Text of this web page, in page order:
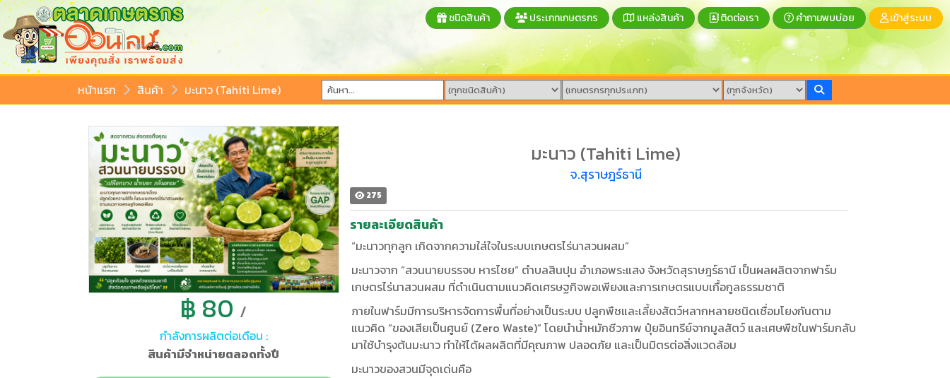
ชนิดสินค้า ประเภทเกษตรกร แหล่งสินค้า ติดต่อเรา คำถามพบบ่อย เข้าสู่ระบบ
หน้าแรก สินค้า มะนาว (Tahiti Lime)
฿ 80 /
กำลังการผลิตต่อเดือน :
สินค้ามีจำหน่ายตลอดทั้งปี
มะนาว (Tahiti Lime)
จ.สุราษฎร์ธานี
275
รายละเอียดสินค้า
“มะนาวทุกลูก เกิดจากความใส่ใจในระบบเกษตรไร่นาสวนผสม”
มะนาวจาก “สวนนายบรรจบ หารไชย” ตำบลสินปุน อำเภอพระแสง จังหวัดสุราษฎร์ธานี เป็นผลผลิตจากฟาร์ม
เกษตรไร่นาสวนผสม ที่ดำเนินตามแนวคิดเศรษฐกิจพอเพียงและการเกษตรแบบเกื้อกูลธรรมชาติ
ภายในฟาร์มมีการบริหารจัดการพื้นที่อย่างเป็นระบบ ปลูกพืชและเลี้ยงสัตว์หลากหลายชนิดเชื่อมโยงกันตาม
แนวคิด “ของเสียเป็นศูนย์ (Zero Waste)” โดยนำน้ำหมักชีวภาพ ปุ๋ยอินทรีย์จากมูลสัตว์ และเศษพืชในฟาร์มกลับ
มาใช้บำรุงต้นมะนาว ทำให้ได้ผลผลิตที่มีคุณภาพ ปลอดภัย และเป็นมิตรต่อสิ่งแวดล้อม
มะนาวของสวนมีจุดเด่นคือ